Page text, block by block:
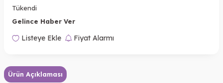
Tükendi
Gelince Haber Ver
Listeye Ekle Fiyat Alarmı
Ürün Açıklaması